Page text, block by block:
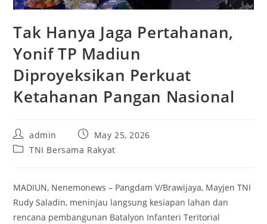
Tak Hanya Jaga Pertahanan,
Yonif TP Madiun
Diproyeksikan Perkuat
Ketahanan Pangan Nasional
Post
author:
admin
Post
published:
May 25, 2026
PostTNI Bersama Rakyat
MADIUN, Nenemonews – Pangdam V/Brawijaya, Mayjen TNI
Rudy Saladin, meninjau langsung kesiapan lahan dan
rencana pembangunan Batalyon Infanteri Teritorial